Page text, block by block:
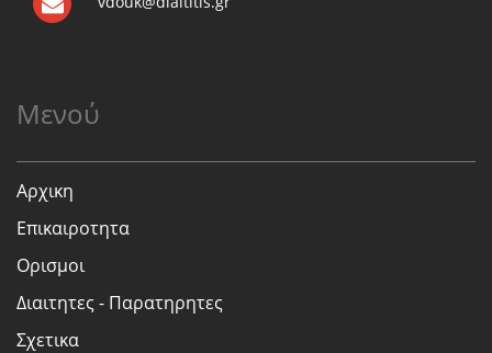
Μενού
Αρχικη
Επικαιροτητα
Ορισμοι
Διαιτητες - Παρατηρητες
Σχετικα